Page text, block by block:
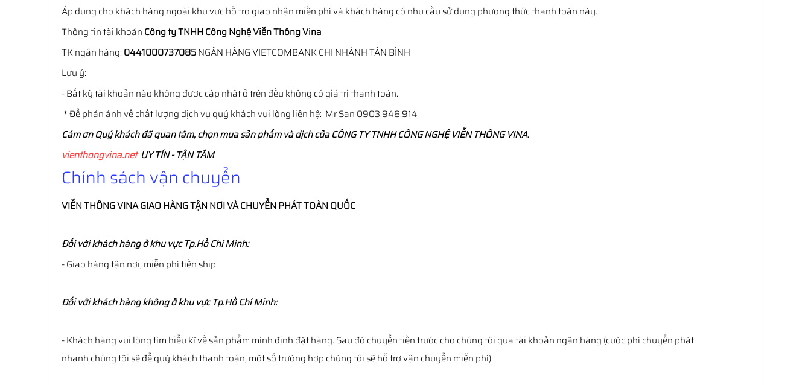
Áp dụng cho khách hàng ngoài khu vực hỗ trợ giao nhận miễn phí và khách hàng có nhu cầu sử dụng phương thức thanh toán này.
Thông tin tài khoản Công ty TNHH Công Nghệ Viễn Thông Vina
TK ngân hàng: 0441000737085NGÂN HÀNG VIETCOMBANK CHI NHÁNH TÂN BÌNH
Lưu ý:
- Bất kỳ tài khoản nào không được cập nhật ở trên đều không có giá trị thanh toán.
* Để phản ánh về chất lượng dịch vụ quý khách vui lòng liên hệ: Mr San 0903.948.914
Cám ơn Quý khách đã quan tâm, chọn mua sản phẩm và dịch của CÔNG TY TNHH CÔNG NGHỆ VIỄN THÔNG VINA.
vienthongvina.netUY TÍN - TẬN TÂM
Chính sách vận chuyển
VIỄN THÔNGVINAGIAO HÀNG TẬN NƠI VÀ CHUYỂN PHÁT TOÀN QUỐC
Đối với khách hàng ở khu vực Tp.Hồ Chí Minh:
- Giao hàng tận nơi, miễn phí tiền ship
Đối với khách hàng không ở khu vực Tp.Hồ Chí Minh:
- Khách hàng vui lòng tìm hiểu kĩ về sản phẩm mình định đặt hàng. Sau đó chuyển tiền trước cho chúng tôi qua tài khoản ngân hàng (cước phí chuyển phát
nhanh chúng tôi sẽ để quý khách thanh toán, một số trường hợp chúng tôi sẽ hỗ trợ vận chuyển miễn phí) .